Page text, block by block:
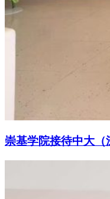
崇基学院接待中大（